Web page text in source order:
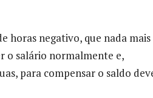
horas negativo, que nada mais
o salário normalmente e,
para compensar o saldo